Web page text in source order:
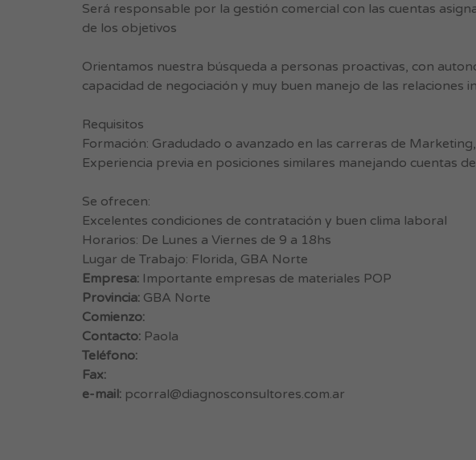
Será responsable por la gestión comercial con las cuentas
de los objetivos
Orientamos nuestra búsqueda a personas proactivas, con
capacidad de negociación y muy buen manejo de las relaciones
Requisitos
Formación: Gradudado o avanzado en las carreras de
Experiencia previa en posiciones similares manejando cuentas
Se ofrecen:
Excelentes condiciones de contratación y buen clima laboral
Horarios: De Lunes a Viernes de 9 a 18hs
Lugar de Trabajo: Florida, GBA Norte
Empresa: Importante empresas de materiales POP
Provincia: GBA Norte
Comienzo:
Contacto: Paola
Teléfono:
Fax:
e-mail: pcorral@diagnosconsultores.com.ar